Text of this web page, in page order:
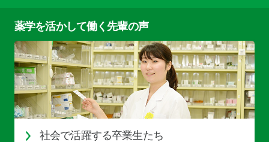
薬学を活かして働く先輩の声
社会で活躍する卒業生たち